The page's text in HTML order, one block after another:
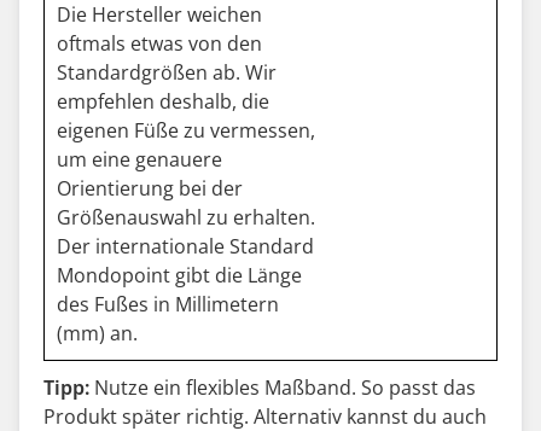
Die Hersteller weichen
oftmals etwas von den
Standardgrößen ab. Wir
empfehlen deshalb, die
eigenen Füße zu vermessen,
um eine genauere
Orientierung bei der
Größenauswahl zu erhalten.
Der internationale Standard
Mondopoint gibt die Länge
des Fußes in Millimetern
(mm) an.
Tipp: Nutze ein flexibles Maßband. So passt das
Produkt später richtig. Alternativ kannst du auch